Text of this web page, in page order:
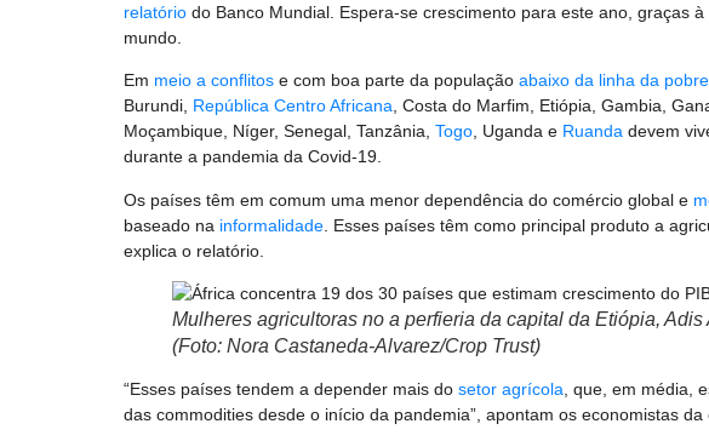
relatório do Banco Mundial. Espera-se crescimento para este ano, graças
mundo.
Em meio a conflitos e com boa parte da população abaixo da linha da
Burundi, República Centro Africana, Costa do Marfim, Etiópia, Gambia,
Moçambique, Níger, Senegal, Tanzânia, Togo, Uganda e Ruanda devem
durante a pandemia da Covid-19.
Os países têm em comum uma menor dependência do comércio global e
baseado na informalidade . Esses países têm como principal produto a
explica o relatório.
Mulheres agricultoras no a perfieria da capital da Etiópia,
(Foto: Nora Castaneda-Alvarez/Crop Trust)
“Esses países tendem a depender mais do setor agrícola , que, em média,
das commodities desde o início da pandemia”, apontam os economistas da